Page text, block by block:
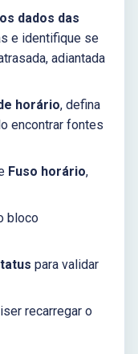
dados das
e identifique se
adiantada
horário, defina
encontrar fontes
Fuso horário,
bloco
para validar
recarregar o